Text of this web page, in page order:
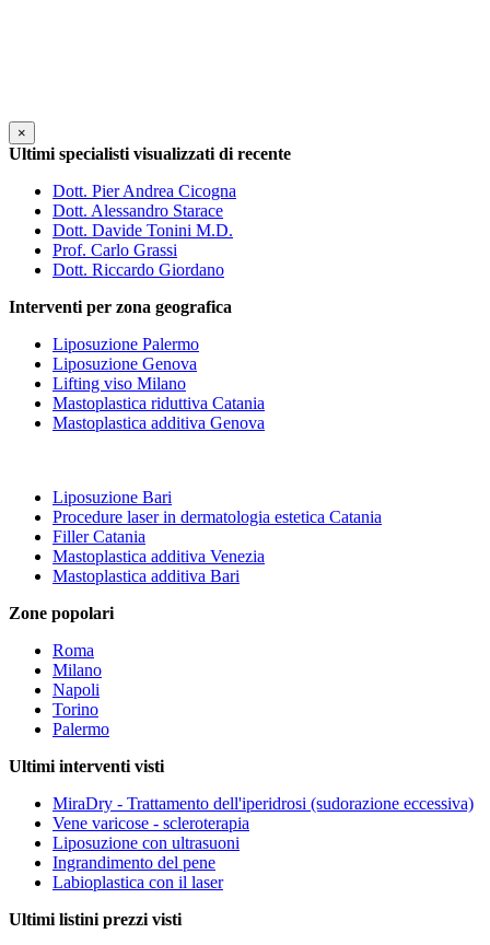
×
Ultimi specialisti visualizzati di recente
Dott. Pier Andrea Cicogna
Dott. Alessandro Starace
Dott. Davide Tonini M.D.
Prof. Carlo Grassi
Dott. Riccardo Giordano
Interventi per zona geografica
Liposuzione Palermo
Liposuzione Genova
Lifting viso Milano
Mastoplastica riduttiva Catania
Mastoplastica additiva Genova
Liposuzione Bari
Procedure laser in dermatologia estetica Catania
Filler Catania
Mastoplastica additiva Venezia
Mastoplastica additiva Bari
Zone popolari
Roma
Milano
Napoli
Torino
Palermo
Ultimi interventi visti
MiraDry - Trattamento dell'iperidrosi (sudorazione eccessiva)
Vene varicose - scleroterapia
Liposuzione con ultrasuoni
Ingrandimento del pene
Labioplastica con il laser
Ultimi listini prezzi visti